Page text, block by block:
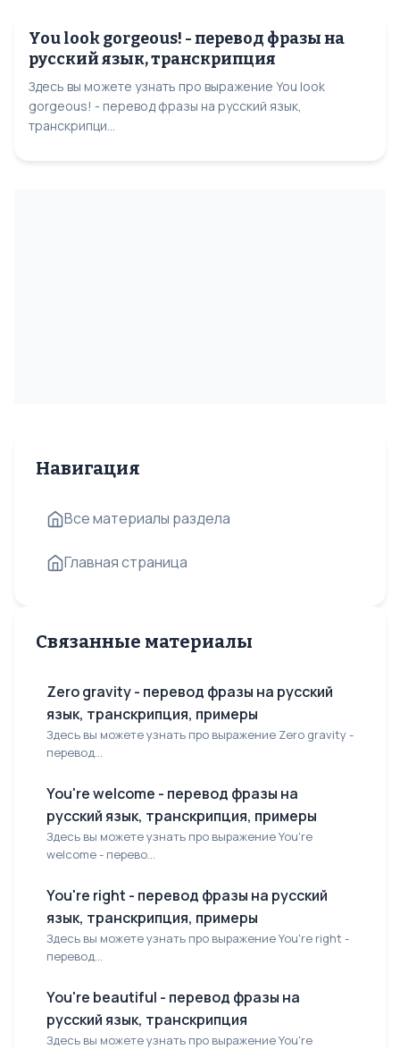
You look gorgeous! - перевод фразы на
русский язык, транскрипция
Здесь вы можете узнать про выражение You look
gorgeous! - перевод фразы на русский язык,
транскрипци...
Навигация
Все материалы раздела
Главная страница
Связанные материалы
Zero gravity - перевод фразы на русский
язык, транскрипция, примеры
Здесь вы можете узнать про выражение Zero gravity -
перевод...
You're welcome - перевод фразы на
русский язык, транскрипция, примеры
Здесь вы можете узнать про выражение You're
welcome - перево...
You're right - перевод фразы на русский
язык, транскрипция, примеры
Здесь вы можете узнать про выражение You're right -
перевод...
You're beautiful - перевод фразы на
русский язык, транскрипция
Здесь вы можете узнать про выражение You're